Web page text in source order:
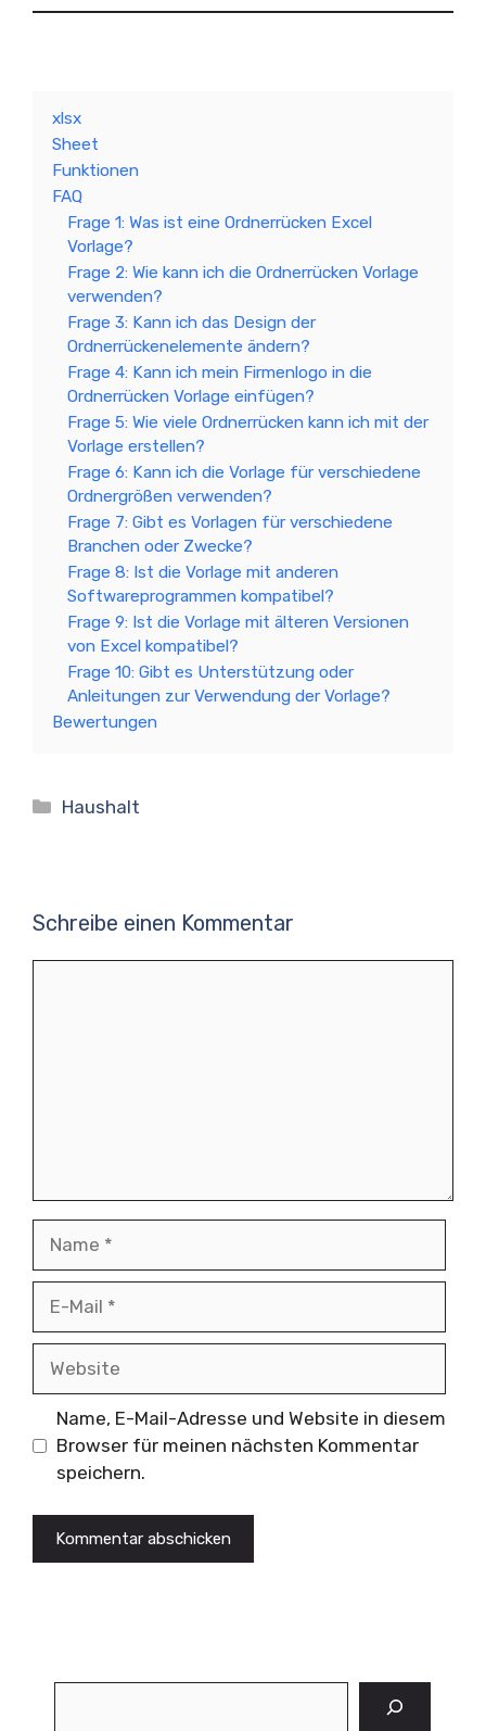
xlsx
Sheet
Funktionen
FAQ
Frage 1: Was ist eine Ordnerrücken Excel
Vorlage?
Frage 2: Wie kann ich die Ordnerrücken Vorlage
verwenden?
Frage 3: Kann ich das Design der
Ordnerrückenelemente ändern?
Frage 4: Kann ich mein Firmenlogo in die
Ordnerrücken Vorlage einfügen?
Frage 5: Wie viele Ordnerrücken kann ich mit der
Vorlage erstellen?
Frage 6: Kann ich die Vorlage für verschiedene
Ordnergrößen verwenden?
Frage 7: Gibt es Vorlagen für verschiedene
Branchen oder Zwecke?
Frage 8: Ist die Vorlage mit anderen
Softwareprogrammen kompatibel?
Frage 9: Ist die Vorlage mit älteren Versionen
von Excel kompatibel?
Frage 10: Gibt es Unterstützung oder
Anleitungen zur Verwendung der Vorlage?
Bewertungen
Kategorien
Haushalt
Schreibe einen Kommentar
Name, E-Mail-Adresse und Website in diesem
Browser für meinen nächsten Kommentar
speichern.